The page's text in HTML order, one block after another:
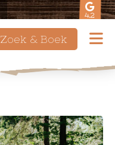
4.2
Zoek & Boek